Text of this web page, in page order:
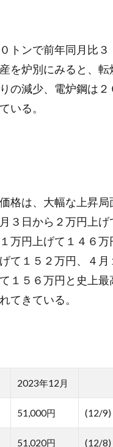
トンで前年同月比
を炉別にみると、
の減少、電炉鋼は２
いる。
格は、大幅な上昇
３日から２万円上
万円上げて１４６
て１５２万円、４
１５６万円と史上
てきている。
2023年12月
51,000円 (12/9)
51,020円 (12/8)